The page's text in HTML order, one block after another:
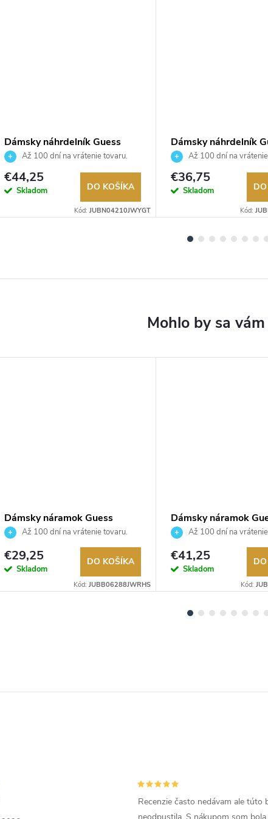
Dámsky náhrdelník Guess
JUBN04210JWYGT
Až 100 dní na vrátenie tovaru.
Autorizovaný predajca.
€44,25
Skladom DO KOŠÍKA
Kód: JUBN04210JWYGT
Dámsky náhrdelník
JUBN06245JWRHT
Až 100 dní na
Autorizovaný predajca.
€36,75
Skladom
Kód:
Dámsky náramok Guess
JUBB06288JWRHS
Až 100 dní na vrátenie tovaru.
Autorizovaný predajca.
€29,25
Skladom
DO KOŠÍKA
Kód: JUBB06288JWRHS
Dámsky náramok
JUBB05503JWYGS
Až 100 dní na
Autorizovaný predajca.
€41,25
Skladom
Kód:
Recenzie často nedávam ale túto